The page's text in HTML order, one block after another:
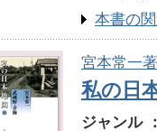
本書の
宮本常一
私の日
ジャンル